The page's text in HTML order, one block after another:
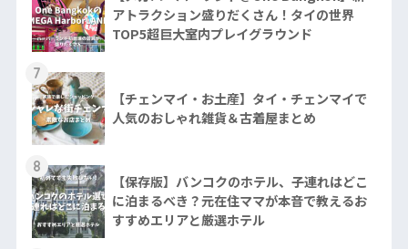
アトラクション盛りだくさん！タイの世界
TOP5超巨大室内プレイグラウンド
7
【チェンマイ・お土産】タイ・チェンマイで
人気のおしゃれ雑貨＆古着屋まとめ
8
【保存版】バンコクのホテル、子連れはどこ
に泊まるべき？元在住ママが本音で教えるお
すすめエリアと厳選ホテル